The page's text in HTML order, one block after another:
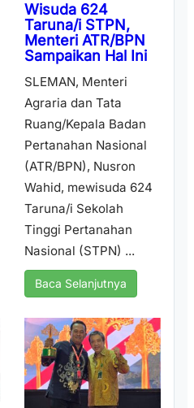
Wisuda 624
Taruna/i STPN,
Menteri ATR/BPN
Sampaikan Hal Ini
SLEMAN, Menteri
Agraria dan Tata
Ruang/Kepala Badan
Pertanahan Nasional
(ATR/BPN), Nusron
Wahid, mewisuda 624
Taruna/i Sekolah
Tinggi Pertanahan
Nasional (STPN) ...
Baca Selanjutnya